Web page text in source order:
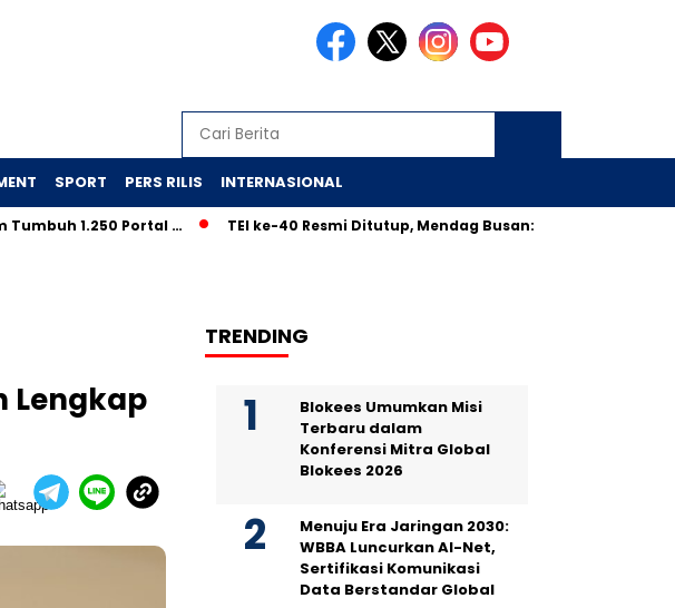
SPORT PERS RILIS INTERNASIONAL
1.250 Portal … TEI ke-40 Resmi Ditutup, Mendag Busan: Transaksi Lewati Target,
Lengkap
TRENDING
Blokees Umumkan Misi
Terbaru dalam
Konferensi Mitra Global
Blokees 2026
Menuju Era Jaringan 2030:
WBBA Luncurkan AI-Net,
Sertifikasi Komunikasi
Data Berstandar Global